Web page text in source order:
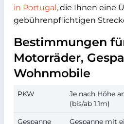
in Portugal, die Ihnen eine
gebührenpflichtigen
Bestimmungen
Motorräder,
Wohnmobile
PKW
Je nach Höhe
(bis/ab 1,1m)
Gespanne
Gespanne mit